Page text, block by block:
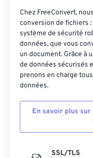
Chez FreeConvert,
conversion de fichiers
système de sécurité
données, que vous
un document. Grâce à
de données sécurisés
prenons en charge
données.
En savoir plus
SSL/TLS